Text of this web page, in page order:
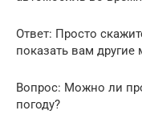
Ответ: Просто
показать вам другие
Вопрос: Можно ли
погоду?